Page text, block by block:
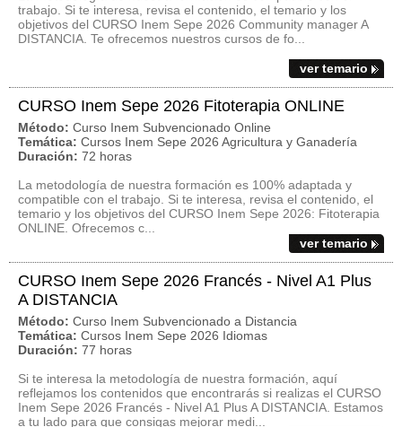
trabajo. Si te interesa, revisa el contenido, el temario y los
objetivos del CURSO Inem Sepe 2026 Community manager A
DISTANCIA. Te ofrecemos nuestros cursos de fo...
ver temario
CURSO Inem Sepe 2026 Fitoterapia ONLINE
Método: Curso Inem Subvencionado Online
Temática: Cursos Inem Sepe 2026 Agricultura y Ganadería
Duración: 72 horas
La metodología de nuestra formación es 100% adaptada y
compatible con el trabajo. Si te interesa, revisa el contenido, el
temario y los objetivos del CURSO Inem Sepe 2026: Fitoterapia
ONLINE. Ofrecemos c...
ver temario
CURSO Inem Sepe 2026 Francés - Nivel A1 Plus
A DISTANCIA
Método: Curso Inem Subvencionado a Distancia
Temática: Cursos Inem Sepe 2026 Idiomas
Duración: 77 horas
Si te interesa la metodología de nuestra formación, aquí
reflejamos los contenidos que encontrarás si realizas el CURSO
Inem Sepe 2026 Francés - Nivel A1 Plus A DISTANCIA. Estamos
a tu lado para que consigas mejorar medi...